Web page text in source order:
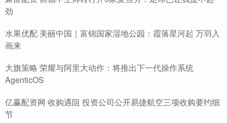
劲
水果优配 美丽中国｜富锦国家湿地公园：霞落星河起 万羽入
画来
大旗策略 荣耀与阿里大动作：将推出下一代操作系统
AgenticOS
亿赢配资网 收购遇阻 投资公司公开易捷航空三项收购要约细
节